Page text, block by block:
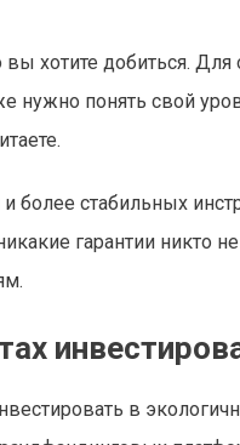
хотите добиться.
нужно понять свой
стабильных
гарантии никто
в